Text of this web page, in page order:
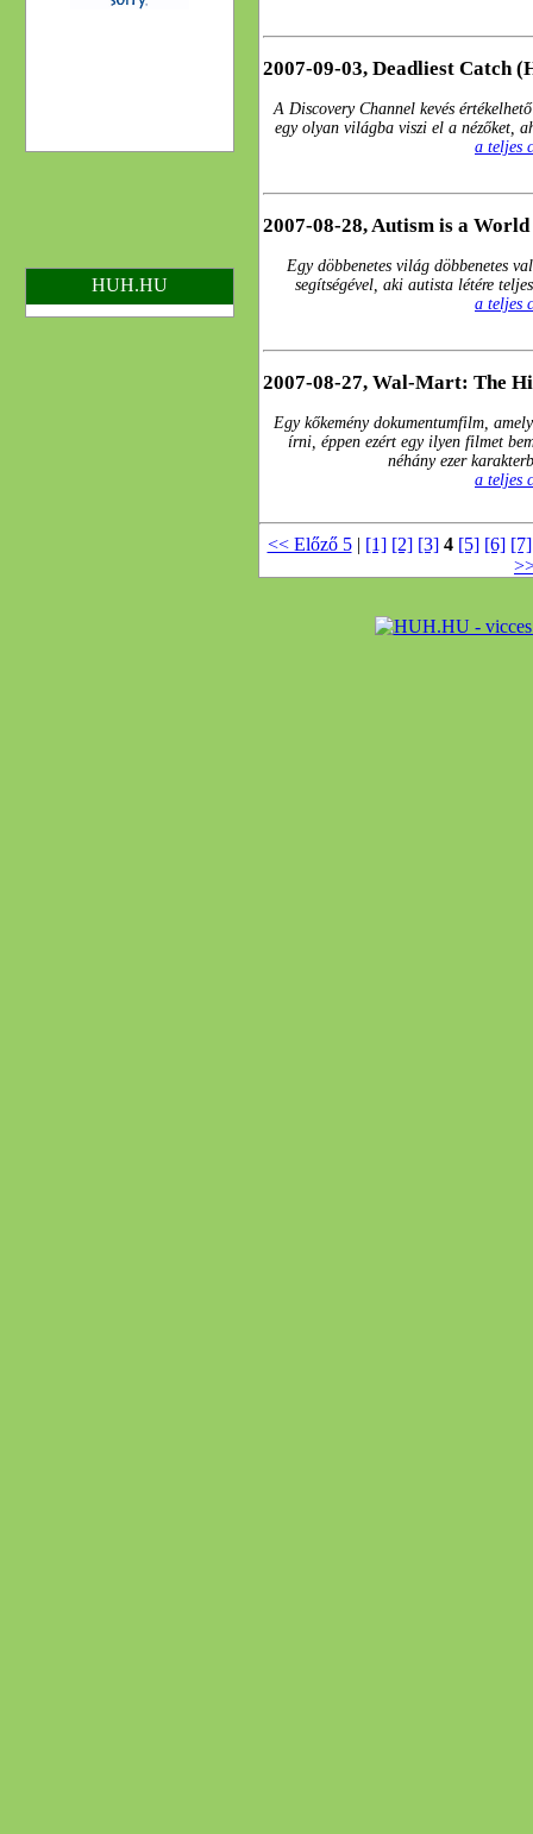
2007-09-03, Deadliest Catch
A Discovery Channel kevés
egy olyan világba viszi el a nézőket,
a teljes
2007-08-28, Autism is a World
Egy döbbenetes világ döbbenetes
segítségével, aki autista létére
a teljes
2007-08-27, Wal-Mart: The
Egy kőkemény dokumentumfilm,
írni, éppen ezért egy ilyen filmet
néhány ezer
a teljes
<< Előző 5| [1] [2] [3] 4 [5] [6] [7]
HUH.HU